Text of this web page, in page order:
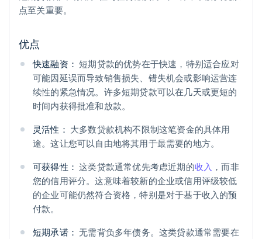
点至关重要。
优点
快速融资： 短期贷款的优势在于快速，特别适合应对
可能因延误而导致销售损失、错失机会或影响运营连
续性的紧急情况。许多短期贷款可以在几天或更短的
时间内获得批准和放款。
灵活性： 大多数贷款机构不限制这笔资金的具体用
途。这让您可以自由地将其用于最需要的地方。
可获得性： 这类贷款通常优先考虑近期的收入 ，而非
您的信用评分。这意味着较新的企业或信用评级较低
的企业可能仍然符合资格，特别是对于基于收入的预
付款。
短期承诺： 无需背负多年债务。这类贷款通常需要在